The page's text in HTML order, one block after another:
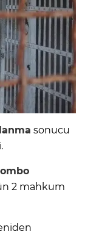
sonucu
2 mahkum